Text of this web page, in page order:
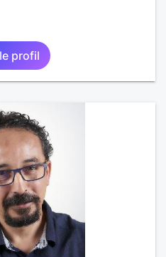
profil